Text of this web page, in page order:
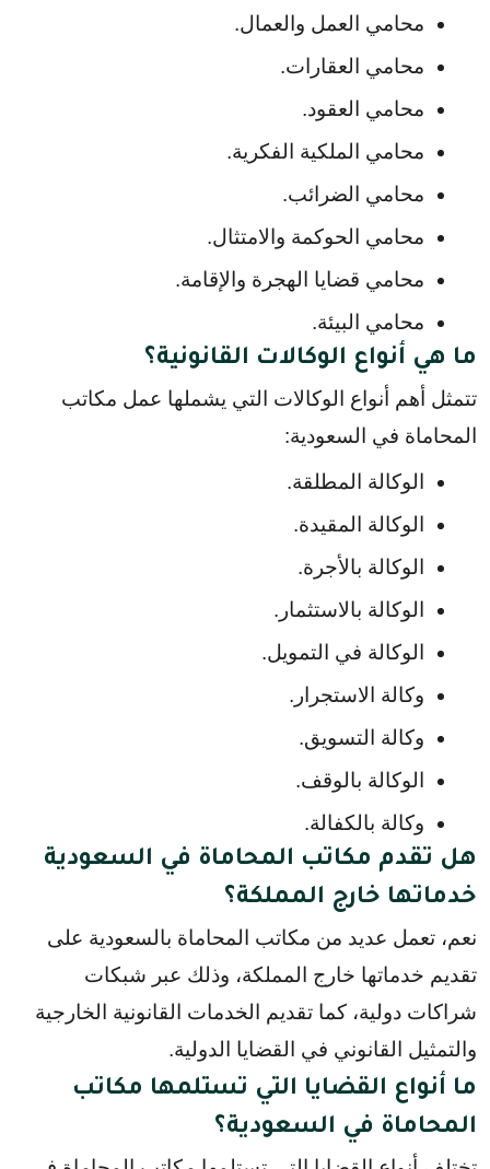
محامي العمل والعمال.
محامي العقارات.
محامي العقود.
محامي الملكية الفكرية.
محامي الضرائب.
محامي الحوكمة والامتثال.
محامي قضايا الهجرة والإقامة.
محامي البيئة.
ما هي أنواع الوكالات القانونية؟
المحاماة في السعودية:
الوكالة المطلقة.
الوكالة المقيدة.
الوكالة بالأجرة.
الوكالة بالاستثمار.
الوكالة في التمويل.
وكالة الاستجرار.
وكالة التسويق.
الوكالة بالوقف.
وكالة بالكفالة.
هل تقدم مكاتب المحاماة في السعودية
خدماتها خارج المملكة؟
نعم، تعمل عديد من مكاتب المحاماة بالسعودية على
تقديم خدماتها خارج المملكة، وذلك عبر شبكات
شراكات دولية، كما تقديم الخدمات القانونية الخارجية
والتمثيل القانوني في القضايا الدولية.
ما أنواع القضايا التي تستلمها مكاتب
المحاماة في السعودية؟